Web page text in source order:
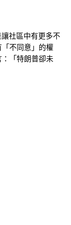
社區中有更多不
不同意」的權
「特朗普卻未